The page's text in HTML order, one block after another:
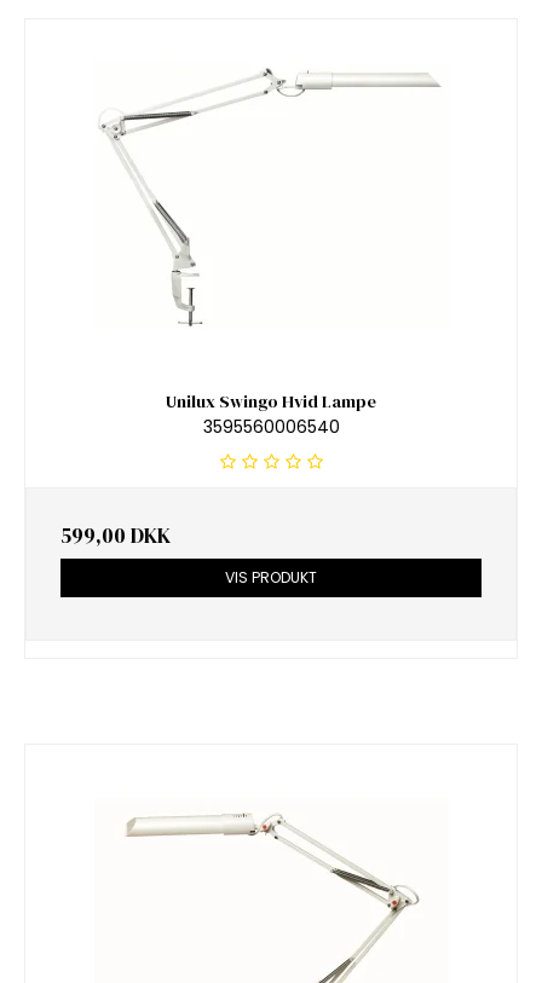
Unilux Swingo Hvid Lampe
3595560006540
599,00 DKK
VIS PRODUKT